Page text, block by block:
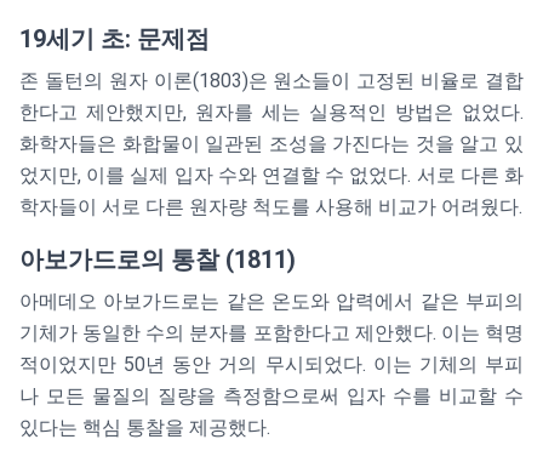
19세기 초: 문제점
존 돌턴의 원자 이론(1803)은 원소들이 고정된 비율로 결합
한다고 제안했지만, 원자를 세는 실용적인 방법은 없었다.
화학자들은 화합물이 일관된 조성을 가진다는 것을 알고 있
었지만, 이를 실제 입자 수와 연결할 수 없었다. 서로 다른 화
학자들이 서로 다른 원자량 척도를 사용해 비교가 어려웠다.
아보가드로의 통찰 (1811)
아메데오 아보가드로는 같은 온도와 압력에서 같은 부피의
기체가 동일한 수의 분자를 포함한다고 제안했다. 이는 혁명
적이었지만 50년 동안 거의 무시되었다. 이는 기체의 부피
나 모든 물질의 질량을 측정함으로써 입자 수를 비교할 수
있다는 핵심 통찰을 제공했다.